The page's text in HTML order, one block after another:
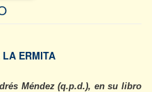
LA ERMITA
Méndez (q.p.d.), en su libro